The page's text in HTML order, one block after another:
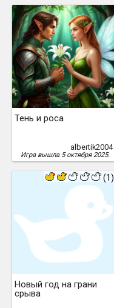
Тень и роса
albertik2004
Игра вышла 5 октября 2025.
(1)
Новый год на грани
срыва